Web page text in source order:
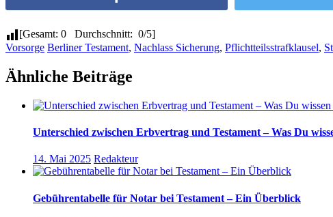
[Gesamt: 0 Durchschnitt: 0/5]
Vorsorge Berliner Testament, Nachlass Sicherung, Pflichtteilsstrafklausel,
Ähnliche Beiträge
Unterschied zwischen Erbvertrag und Testament – Was Du
14. Mai 2025 Redakteur
Gebührentabelle für Notar bei Testament – Ein Überblick